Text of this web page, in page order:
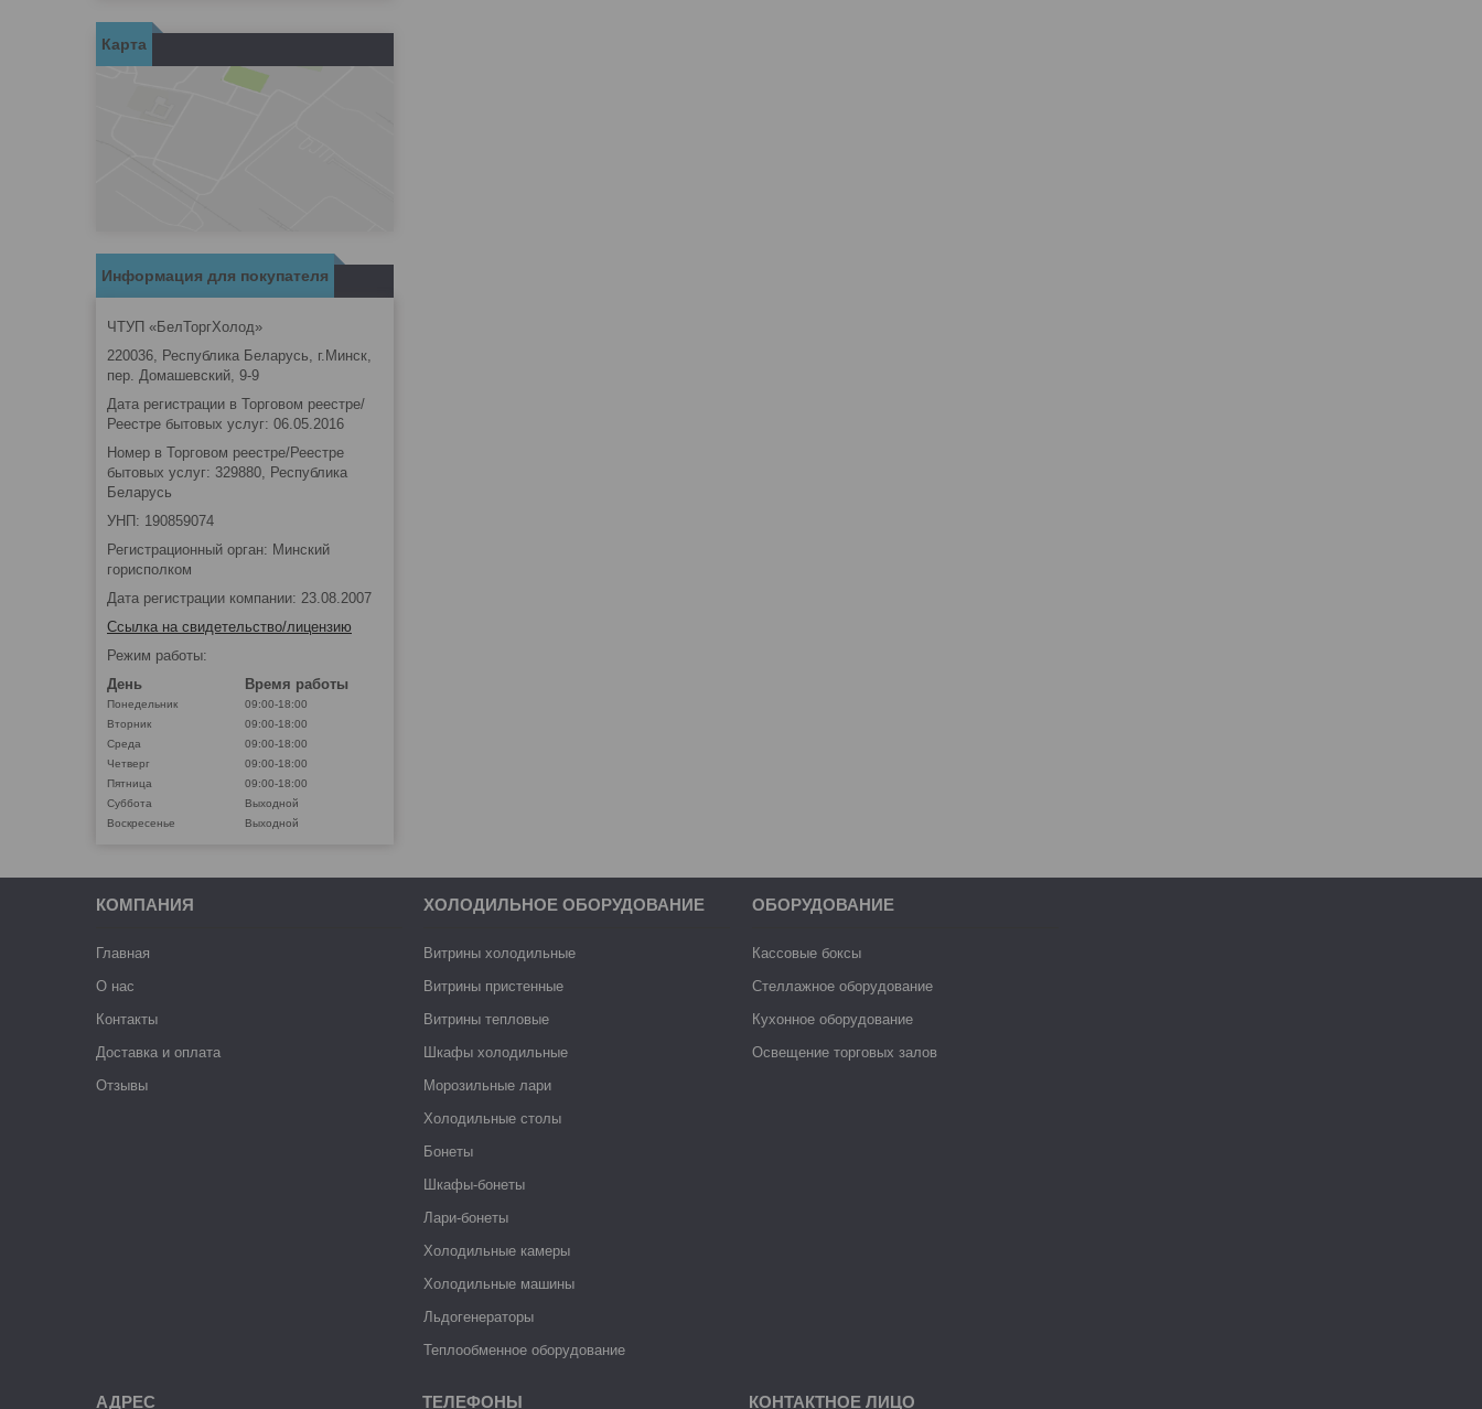
Карта
Информация для покупателя
ЧТУП «БелТоргХолод»
220036, Республика Беларусь, г.Минск,
пер. Домашевский, 9-9
Дата регистрации в Торговом реестре/
Реестре бытовых услуг: 06.05.2016
Номер в Торговом реестре/Реестре
бытовых услуг: 329880, Республика
Беларусь
УНП: 190859074
Регистрационный орган: Минский
горисполком
Дата регистрации компании: 23.08.2007
Ссылка на свидетельство/лицензию
Режим работы:
День
Время работы
Понедельник
09:00-18:00
Вторник
09:00-18:00
Среда
09:00-18:00
Четверг
09:00-18:00
Пятница
09:00-18:00
Суббота
Выходной
Воскресенье
Выходной
КОМПАНИЯ
Главная
О нас
Контакты
Доставка и оплата
Отзывы
ХОЛОДИЛЬНОЕ ОБОРУДОВАНИЕ
Витрины холодильные
Витрины пристенные
Витрины тепловые
Шкафы холодильные
Морозильные лари
Холодильные столы
Бонеты
Шкафы-бонеты
Лари-бонеты
Холодильные камеры
Холодильные машины
Льдогенераторы
Теплообменное оборудование
ОБОРУДОВАНИЕ
Кассовые боксы
Стеллажное оборудование
Кухонное оборудование
Освещение торговых залов